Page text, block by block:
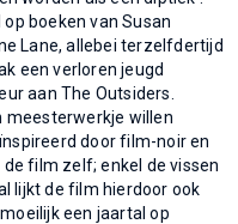
boeken van Susan
Lane, allebei terzelfdertijd
een verloren jeugd
aan The Outsiders.
meesterwerkje willen
door film-noir en
film zelf; enkel de vissen
lijkt de film hierdoor ook
een jaartal op